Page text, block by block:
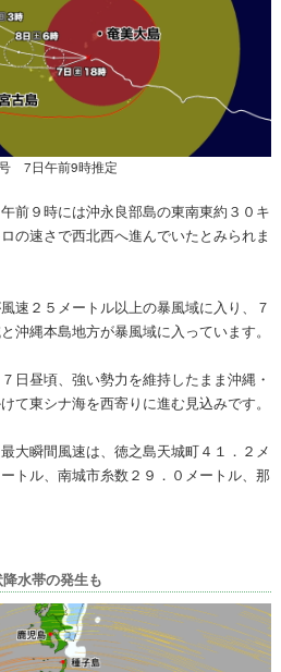
7日午前9時推定
前９時には沖永良部島の東南東約３０キ
の速さで西北西へ進んでいたとみられま
速２５メートル以上の暴風域に入り、７
沖縄本島地方が暴風域に入っています。
日昼頃、強い勢力を維持したまま沖縄・
て東シナ海を西寄りに進む見込みです。
大瞬間風速は、徳之島天城町４１．２メ
トル、南城市糸数２９．０メートル、那
降水帯の発生も